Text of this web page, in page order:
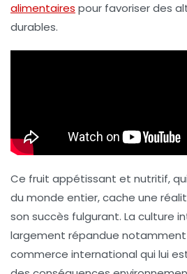
alimentaires pour favoriser des
durables.
Ce fruit appétissant et nutritif,
du monde entier, cache une
son succès fulgurant. La culture
largement répandue notamment
commerce international qui lui